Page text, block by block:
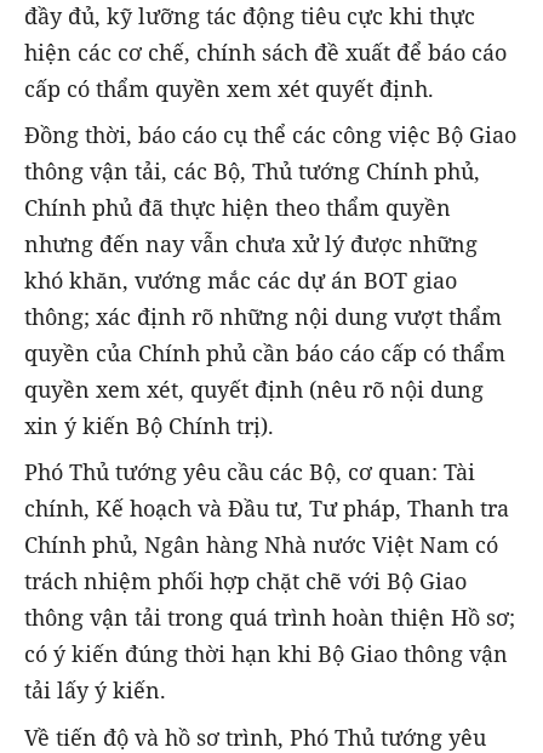
đầy đủ, kỹ lưỡng tác động tiêu cực khi thực
hiện các cơ chế, chính sách đề xuất để báo cáo
cấp có thẩm quyền xem xét quyết định.
Đồng thời, báo cáo cụ thể các công việc Bộ Giao
thông vận tải, các Bộ, Thủ tướng Chính phủ,
Chính phủ đã thực hiện theo thẩm quyền
nhưng đến nay vẫn chưa xử lý được những
khó khăn, vướng mắc các dự án BOT giao
thông; xác định rõ những nội dung vượt thẩm
quyền của Chính phủ cần báo cáo cấp có thẩm
quyền xem xét, quyết định (nêu rõ nội dung
xin ý kiến Bộ Chính trị).
Phó Thủ tướng yêu cầu các Bộ, cơ quan: Tài
chính, Kế hoạch và Đầu tư, Tư pháp, Thanh tra
Chính phủ, Ngân hàng Nhà nước Việt Nam có
trách nhiệm phối hợp chặt chẽ với Bộ Giao
thông vận tải trong quá trình hoàn thiện Hồ sơ;
có ý kiến đúng thời hạn khi Bộ Giao thông vận
tải lấy ý kiến.
Về tiến độ và hồ sơ trình, Phó Thủ tướng yêu